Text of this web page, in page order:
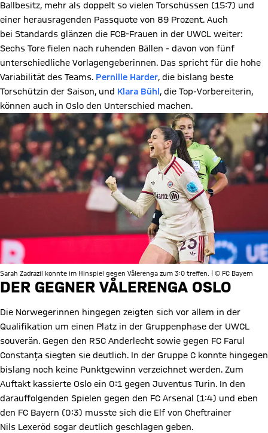
Ballbesitz, mehr als doppelt so vielen Torschüssen (15:7) und
einer herausragenden Passquote von 89 Prozent. Auch
bei Standards glänzen die FCB-Frauen in der UWCL weiter:
Sechs Tore fielen nach ruhenden Bällen - davon von fünf
unterschiedliche Vorlagengeberinnen. Das spricht für die hohe
Variabilität des Teams. Pernille Harder, die bislang beste
Torschützin der Saison, und Klara Bühl , die Top-Vorbereiterin,
können auch in Oslo den Unterschied machen.
Sarah Zadrazil konnte im Hinspiel gegen Vålerenga zum 3:0 treffen. | © FC Bayern
DER GEGNER VÅLERENGA OSLO
Die Norwegerinnen hingegen zeigten sich vor allem in der
Qualifikation um einen Platz in der Gruppenphase der UWCL
souverän. Gegen den RSC Anderlecht sowie gegen FC Farul
Constanța siegten sie deutlich. In der Gruppe C konnte hingegen
bislang noch keine Punktgewinn verzeichnet werden. Zum
Auftakt kassierte Oslo ein 0:1 gegen Juventus Turin. In den
darauffolgenden Spielen gegen den FC Arsenal (1:4) und eben
den FC Bayern (0:3) musste sich die Elf von Cheftrainer
Nils Lexeröd sogar deutlich geschlagen geben.